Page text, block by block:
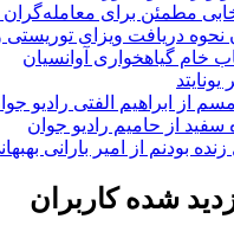
مطمئن برای معامله‌گران
دریافت ویزای توریستی و
خام گیاهخواری آوانسیان
از ابراهیم الفتی رادیو
سفید از حامیم رادیو جوان
بودنم از امیر بارانی
شده کاربران